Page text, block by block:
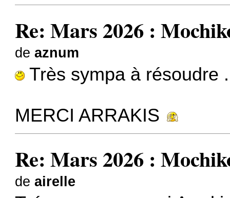
Re: Mars 2026 :
deaznum
Très sympa à résoudre .
MERCI ARRAKIS
Re: Mars 2026 :
deairelle